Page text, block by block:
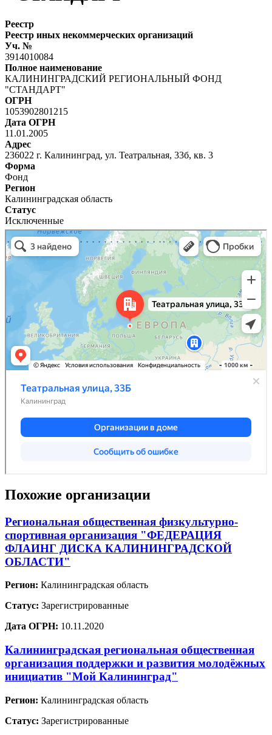
Реестр
Реестр иных некоммерческих организаций
Уч. №
3914010084
Полное наименование
КАЛИНИНГРАДСКИЙ РЕГИОНАЛЬНЫЙ ФОНД
"СТАНДАРТ"
ОГРН
1053902801215
Дата ОГРН
11.01.2005
Адрес
236022 г. Калининград, ул. Театральная, 33б, кв. 3
Форма
Фонд
Регион
Калининградская область
Статус
Исключенные
Похожие организации
Региональная общественная физкультурно-
спортивная организация "ФЕДЕРАЦИЯ
ФЛАИНГ ДИСКА КАЛИНИНГРАДСКОЙ
ОБЛАСТИ"
Регион: Калининградская область
Статус: Зарегистрированные
Дата ОГРН: 10.11.2020
Калининградская региональная общественная
организация поддержки и развития молодёжных
инициатив "Мой Калининград"
Регион: Калининградская область
Статус: Зарегистрированные